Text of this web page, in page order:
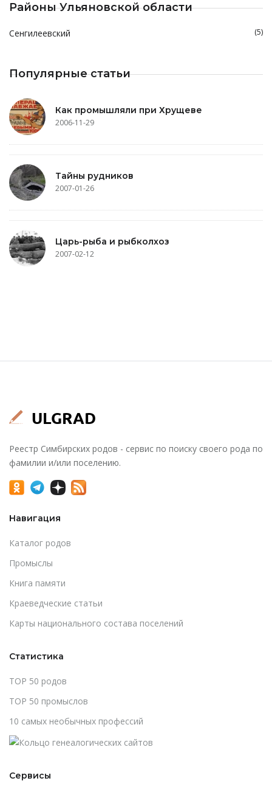
Районы Ульяновской области
Сенгилеевский (5)
Популярные статьи
Как промышляли при Хрущеве
2006-11-29
Тайны рудников
2007-01-26
Царь-рыба и рыбколхоз
2007-02-12
Реестр Симбирских родов - сервис по поиску своего рода по
фамилии и/или поселению.
Навигация
Каталог родов
Промыслы
Книга памяти
Краеведческие статьи
Карты национального состава поселений
Статистика
TOP 50 родов
TOP 50 промыслов
10 самых необычных профессий
Сервисы